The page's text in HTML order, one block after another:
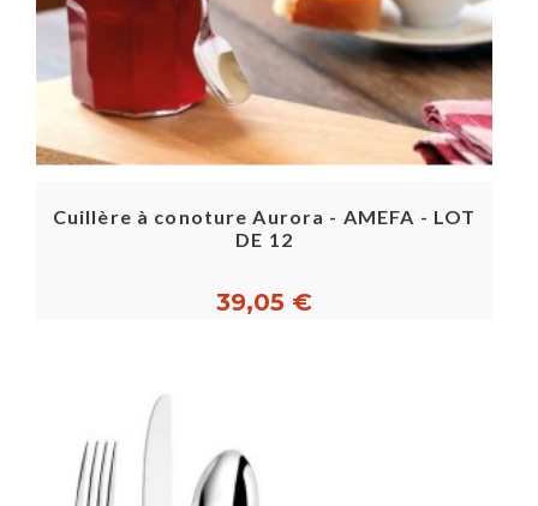
Cuillère à conoture Aurora - AMEFA - LOT
DE 12
39,05 €